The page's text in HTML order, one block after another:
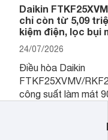
Daikin
chỉ còn từ 5,09
kiệm điện, lọc bụi
24/07/2026
Điều hòa Daikin
FTKF25XVMV/
công suất làm mát
nhỏ dưới 15 m2.
được nhiều đại lý